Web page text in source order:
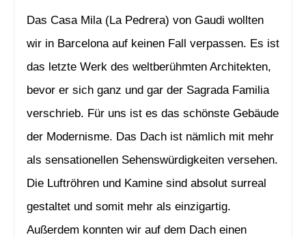
Das Casa Mila (La Pedrera) von Gaudi wollten
wir in Barcelona auf keinen Fall verpassen. Es ist
das letzte Werk des weltberühmten Architekten,
bevor er sich ganz und gar der Sagrada Familia
verschrieb. Für uns ist es das schönste Gebäude
der Modernisme. Das Dach ist nämlich mit mehr
als sensationellen Sehenswürdigkeiten versehen.
Die Luftröhren und Kamine sind absolut surreal
gestaltet und somit mehr als einzigartig.
Außerdem konnten wir auf dem Dach einen